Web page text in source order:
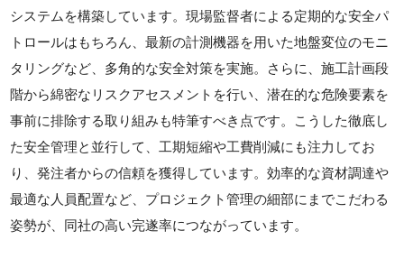
システムを構築しています。現場監督者による定期的な安全パ
トロールはもちろん、最新の計測機器を用いた地盤変位のモニ
タリングなど、多角的な安全対策を実施。さらに、施工計画段
階から綿密なリスクアセスメントを行い、潜在的な危険要素を
事前に排除する取り組みも特筆すべき点です。こうした徹底し
た安全管理と並行して、工期短縮や工費削減にも注力してお
り、発注者からの信頼を獲得しています。効率的な資材調達や
最適な人員配置など、プロジェクト管理の細部にまでこだわる
姿勢が、同社の高い完遂率につながっています。